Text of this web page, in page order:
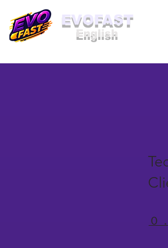
​EVOFAST
English
０